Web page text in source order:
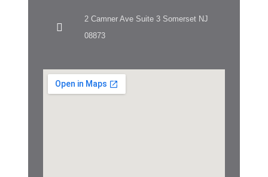
2 Camner Ave Suite 3 Somerset NJ
08873